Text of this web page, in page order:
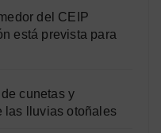
del CEIP
está prevista para
cunetas y
las lluvias otoñales